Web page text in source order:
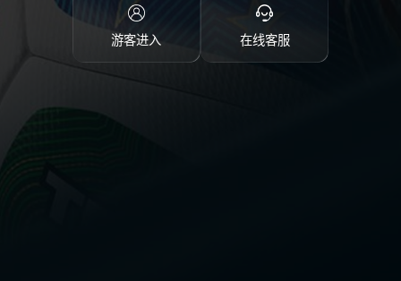
游客进入 在线客服